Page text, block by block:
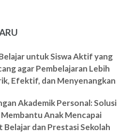
untuk Siswa Aktif yang
agar Pembelajaran Lebih
Efektif, dan Menyenangkan
Akademik Personal: Solusi
Anak Mencapai
Belajar dan Prestasi Sekolah